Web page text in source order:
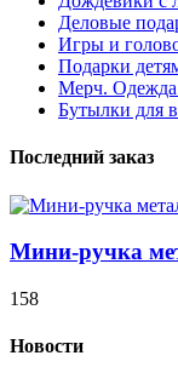
Деловые
Игры и
Подарки
Мерч. Одежда
Бутылки для
Последний заказ
Мини-ручка
158
Новости